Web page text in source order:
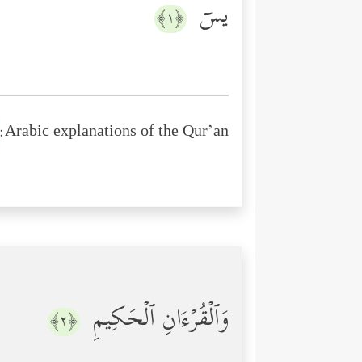
یسۤ ﴿١﴾
Arabic explanations of the Qur’an:
وَٱلۡقُرۡءَانِ ٱلۡحَكِیمِ ﴿٢﴾